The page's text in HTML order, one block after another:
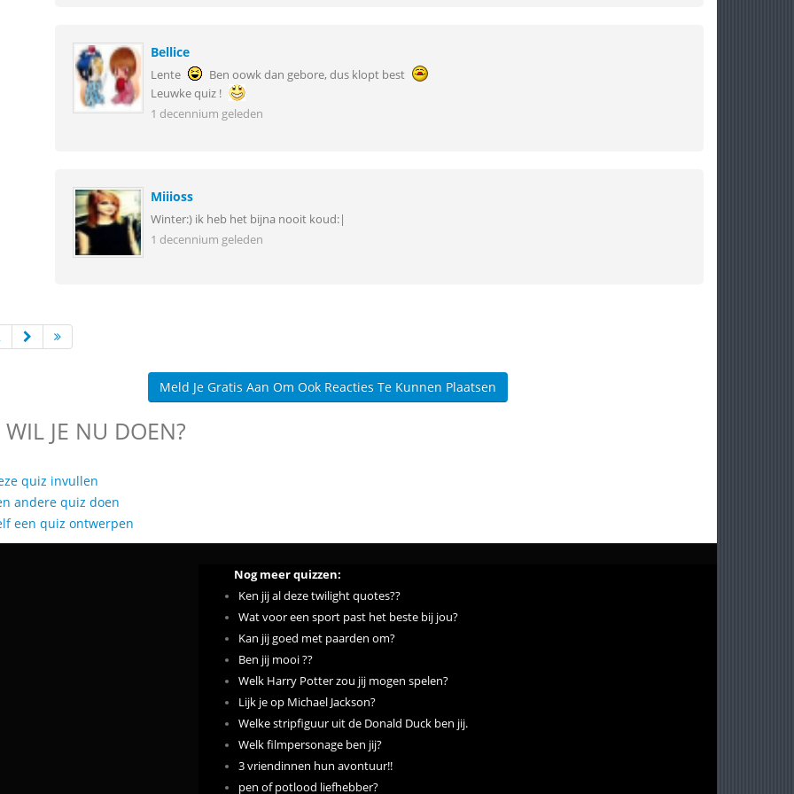
Bellice
Lente
Ben oowk dan gebore, dus klopt best
Leuwke quiz !
1 decennium geleden
Miiioss
Winter:) ik heb het bijna nooit koud:|
1 decennium geleden
Meld Je Gratis Aan Om Ook Reacties Te Kunnen Plaatsen
JE NU DOEN?
quiz invullen
andere quiz doen
een quiz ontwerpen
Nog meer quizzen:
Ken jij al deze twilight quotes??
Wat voor een sport past het beste bij jou?
Kan jij goed met paarden om?
Ben jij mooi ??
Welk Harry Potter zou jij mogen spelen?
Lijk je op Michael Jackson?
Welke stripfiguur uit de Donald Duck ben jij.
Welk filmpersonage ben jij?
3 vriendinnen hun avontuur!!
pen of potlood liefhebber?